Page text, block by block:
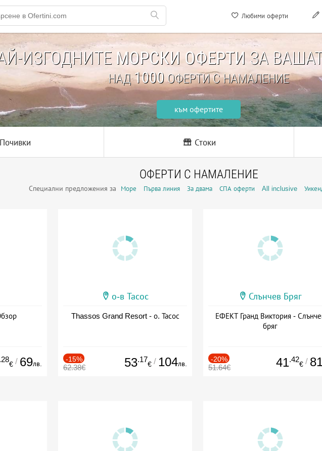
Любими оферти
ИЗГОДНИТЕ МОРСКИ ОФЕРТИ ЗА
НАД1000ОФЕРТИ С НАМАЛЕНИЕ
към офертите
Почивки Стоки
ОФЕРТИ С НАМАЛЕНИЕ
Специални предложения за Море Първа линия За двама СПА оферти All inclusive
.28
€ / 69лв.
о-в Тасос
Thassos Grand Resort - о. Тасос
-15%
62.38€ 53.17
€ / 104лв.
Слънчев Бряг
ЕФЕКТ Гранд Виктория -
бряг
-20%
51.64€ 41.42
€ /